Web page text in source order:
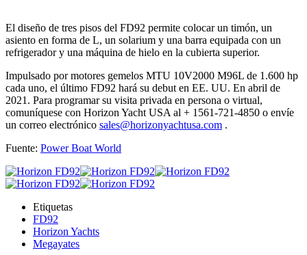
El diseño de tres pisos del FD92 permite colocar un timón, un
asiento en forma de L, un solarium y una barra equipada con un
refrigerador y una máquina de hielo en la cubierta superior.
Impulsado por motores gemelos MTU 10V2000 M96L de 1.600 hp
cada uno, el último FD92 hará su debut en EE. UU. En abril de
2021. Para programar su visita privada en persona o virtual,
comuníquese con Horizon Yacht USA al + 1561-721-4850 o envíe
un correo electrónico sales@horizonyachtusa.com .
Fuente: Power Boat World
Etiquetas
FD92
Horizon Yachts
Megayates